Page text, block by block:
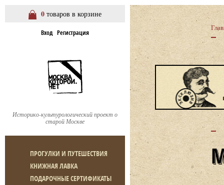
0 товаров в корзине
Вход Регистрация
Историко-культурологический проект о
старой Москве
ПРОГУЛКИ И ПУТЕШЕСТВИЯ
КНИЖНАЯ ЛАВКА
ПОДАРОЧНЫЕ СЕРТИФИКАТЫ